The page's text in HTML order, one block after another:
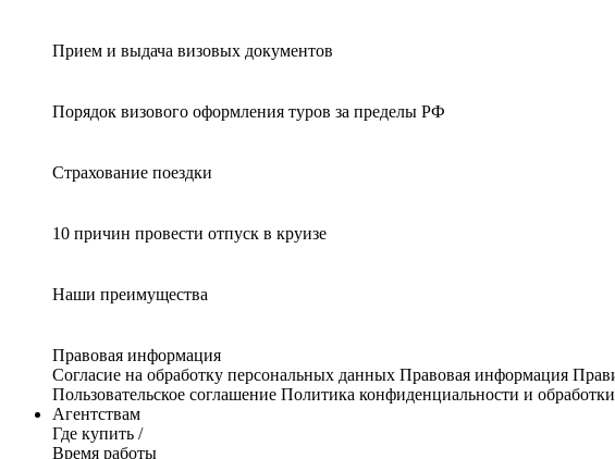
Прием и выдача визовых документов
Порядок визового оформления туров за пределы РФ
Страхование поездки
10 причин провести отпуск в круизе
Наши преимущества
Правовая информация
Согласие на обработку персональных данных Правовая информация
Пользовательское соглашение Политика конфиденциальности и
Агентствам
Где купить /
Время работы